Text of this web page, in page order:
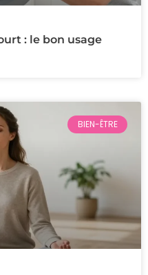
: le bon usage
BIEN-ÊTRE